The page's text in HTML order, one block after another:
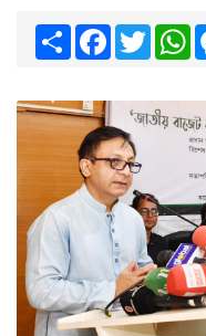
ShareFacebook